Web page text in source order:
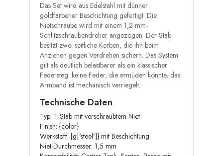
Das Set wird aus Edelstahl mit dünner
goldfarbener Beschichtung gefertigt. Die
Nietschraube wird mit einem 1,2-mm-
Schlitzschraubendreher angezogen. Der Stab
besitzt zwei seitliche Kerben, die ihn beim
Anziehen gegen Verdrehen sichern. Das System
gilt als deutlich belastbarer als ein klassischer
Federsteg: keine Feder, die ermüden könnte, das
Armband ist mechanisch verriegelt.
Technische Daten
Typ: T-Stab mit verschraubtem Niet
Finish: {color}
Werkstoff: {g['steel']} mit Beschichtung
Niet-Durchmesser: 1,5 mm